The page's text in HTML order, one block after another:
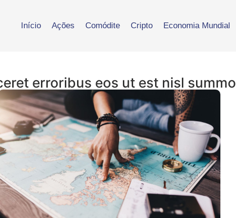
Início Ações Comódite Cripto Economia Mundial
erroribus eos ut est nisl summo